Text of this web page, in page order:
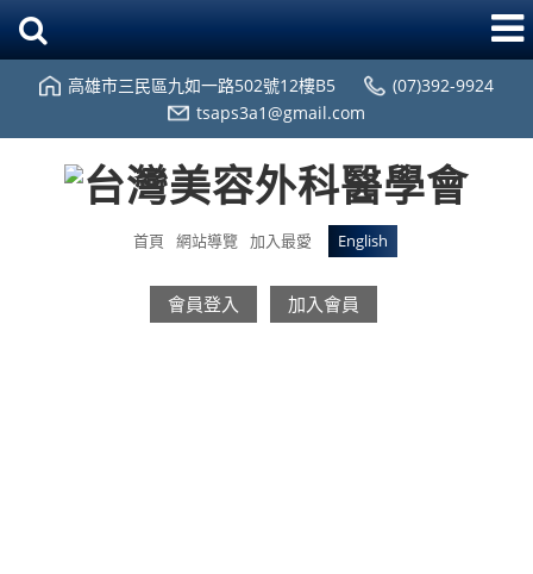
高雄市三民區九如一路502號12樓B5
(07)392-9924
tsaps3a1@gmail.com
首頁 網站導覽 加入最愛 English
會員登入 加入會員